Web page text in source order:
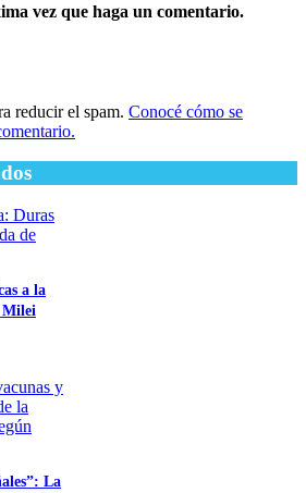
vez que haga un comentario.
reducir el spam. Conocé cómo se
a la
Milei
La